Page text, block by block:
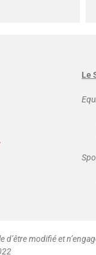
Le
modifié et